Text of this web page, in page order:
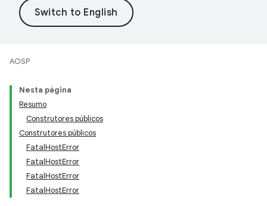
AOSP
Nesta página
Resumo
Construtores públicos
Construtores públicos
FatalHostError
FatalHostError
FatalHostError
FatalHostError